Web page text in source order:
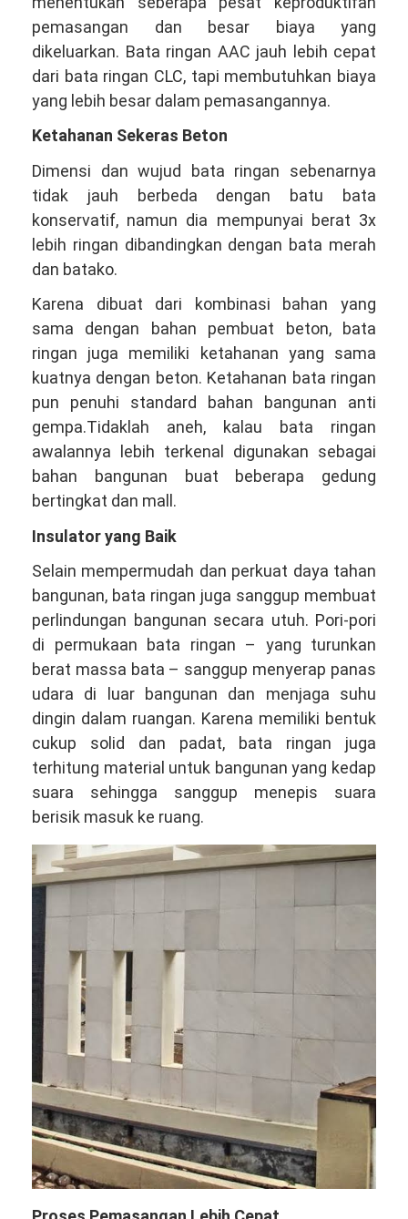
pemasangan dan besar biaya yang
dikeluarkan. Bata ringan AAC jauh lebih cepat
dari bata ringan CLC, tapi membutuhkan biaya
yang lebih besar dalam pemasangannya.
Ketahanan Sekeras Beton
Dimensi dan wujud bata ringan sebenarnya
tidak jauh berbeda dengan batu bata
konservatif, namun dia mempunyai berat 3x
lebih ringan dibandingkan dengan bata merah
dan batako.
Karena dibuat dari kombinasi bahan yang
sama dengan bahan pembuat beton, bata
ringan juga memiliki ketahanan yang sama
kuatnya dengan beton. Ketahanan bata ringan
pun penuhi standard bahan bangunan anti
gempa.Tidaklah aneh, kalau bata ringan
awalannya lebih terkenal digunakan sebagai
bahan bangunan buat beberapa gedung
bertingkat dan mall.
Insulator yang Baik
Selain mempermudah dan perkuat daya tahan
bangunan, bata ringan juga sanggup membuat
perlindungan bangunan secara utuh. Pori-pori
di permukaan bata ringan – yang turunkan
berat massa bata – sanggup menyerap panas
udara di luar bangunan dan menjaga suhu
dingin dalam ruangan. Karena memiliki bentuk
cukup solid dan padat, bata ringan juga
terhitung material untuk bangunan yang kedap
suara sehingga sanggup menepis suara
berisik masuk ke ruang.